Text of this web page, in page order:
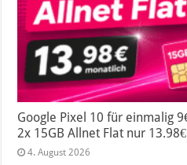
Google Pixel 10 für einmalig
2x 15GB Allnet Flat nur
4. August 2026